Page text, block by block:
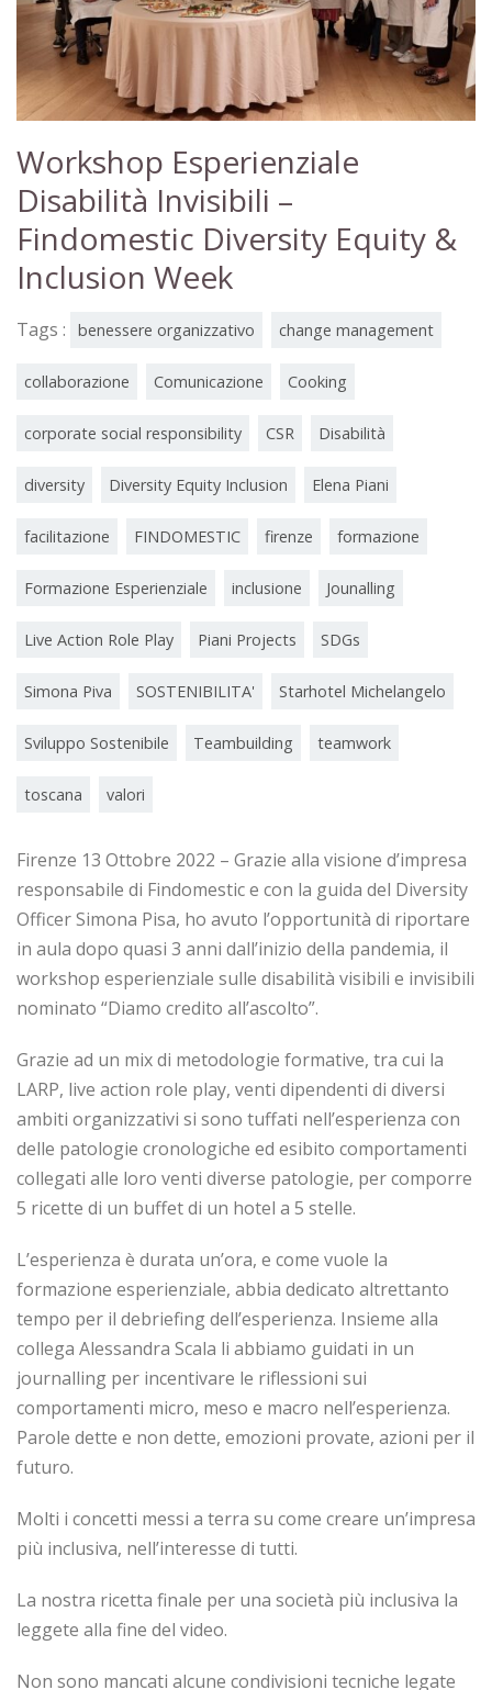
Workshop Esperienziale
Disabilità Invisibili –
Findomestic Diversity Equity &
Inclusion Week
Tags : benessere organizzativo change management
collaborazione Comunicazione Cooking
corporate social responsibility CSR Disabilità
diversity Diversity Equity Inclusion Elena Piani
facilitazione FINDOMESTIC firenze formazione
Formazione Esperienziale inclusione Jounalling
Live Action Role Play Piani Projects SDGs
Simona Piva SOSTENIBILITA' Starhotel Michelangelo
Sviluppo Sostenibile Teambuilding teamwork
toscana valori
Firenze 13 Ottobre 2022 – Grazie alla visione d’impresa
responsabile di Findomestic e con la guida del Diversity
Officer Simona Pisa, ho avuto l’opportunità di riportare
in aula dopo quasi 3 anni dall’inizio della pandemia, il
workshop esperienziale sulle disabilità visibili e invisibili
nominato “Diamo credito all’ascolto”.
Grazie ad un mix di metodologie formative, tra cui la
LARP, live action role play, venti dipendenti di diversi
ambiti organizzativi si sono tuffati nell’esperienza con
delle patologie cronologiche ed esibito comportamenti
collegati alle loro venti diverse patologie, per comporre
5 ricette di un buffet di un hotel a 5 stelle.
L’esperienza è durata un’ora, e come vuole la
formazione esperienziale, abbia dedicato altrettanto
tempo per il debriefing dell’esperienza. Insieme alla
collega Alessandra Scala li abbiamo guidati in un
journalling per incentivare le riflessioni sui
comportamenti micro, meso e macro nell’esperienza.
Parole dette e non dette, emozioni provate, azioni per il
futuro.
Molti i concetti messi a terra su come creare un’impresa
più inclusiva, nell’interesse di tutti.
La nostra ricetta finale per una società più inclusiva la
leggete alla fine del video.
Non sono mancati alcune condivisioni tecniche legate